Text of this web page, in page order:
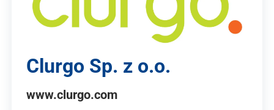
Clurgo Sp. z o.o.
www.clurgo.com